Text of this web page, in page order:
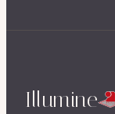
Illumine